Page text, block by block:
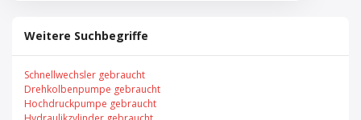
Weitere Suchbegriffe
Schnellwechsler gebraucht
Drehkolbenpumpe gebraucht
Hochdruckpumpe gebraucht